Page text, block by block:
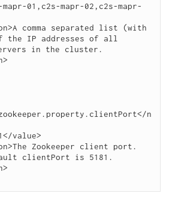
the IP addresses of all
servers in the cluster.
n
clientPort is 5181.